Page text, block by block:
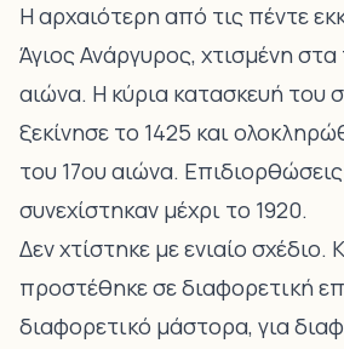
Η αρχαιότερη από τις πέντε
Άγιος Ανάργυρος, χτισμένη
αιώνα. Η κύρια κατασκευή του
ξεκίνησε το 1425 και
του 17ου αιώνα.
συνεχίστηκαν μέχρι το 1920.
Δεν χτίστηκε με ενιαίο σχέδιο.
προστέθηκε σε διαφορετική
διαφορετικό μάστορα, για